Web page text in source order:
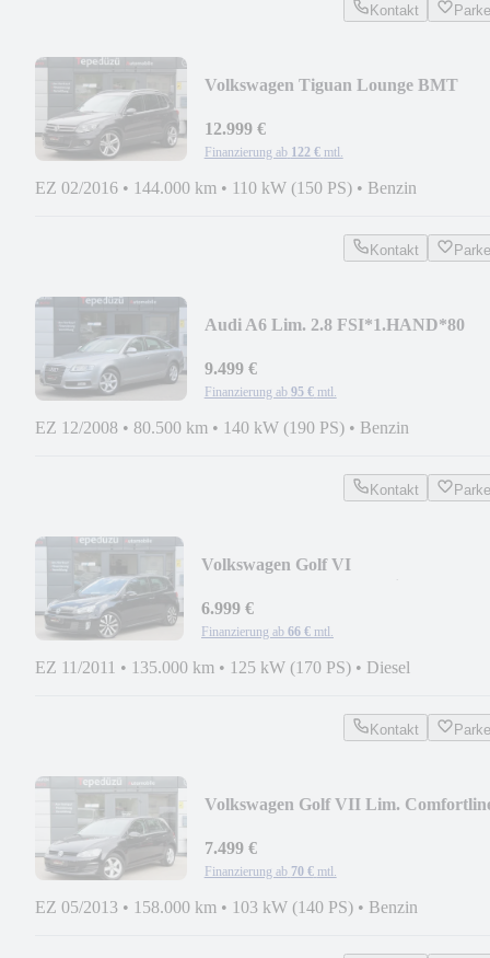
Kontakt
Volkswagen Tiguan Lounge BMT
LINE
12.999 €
Finanzierung ab 122 € mtl.
EZ 02/2016 • 144.000 km • 110 kW (150 PS) • Benzin
Kontakt
Audi A6 Lim. 2.8 FSI*1.HAND*80
9.499 €
Finanzierung ab 95 € mtl.
EZ 12/2008 • 80.500 km • 140 kW (190 PS) • Benzin
Kontakt
Volkswagen Golf VI
6.999 €
Finanzierung ab 66 € mtl.
EZ 11/2011 • 135.000 km • 125 kW (170 PS) • Diesel
Kontakt
Volkswagen Golf VII Lim.
7.499 €
Finanzierung ab 70 € mtl.
EZ 05/2013 • 158.000 km • 103 kW (140 PS) • Benzin